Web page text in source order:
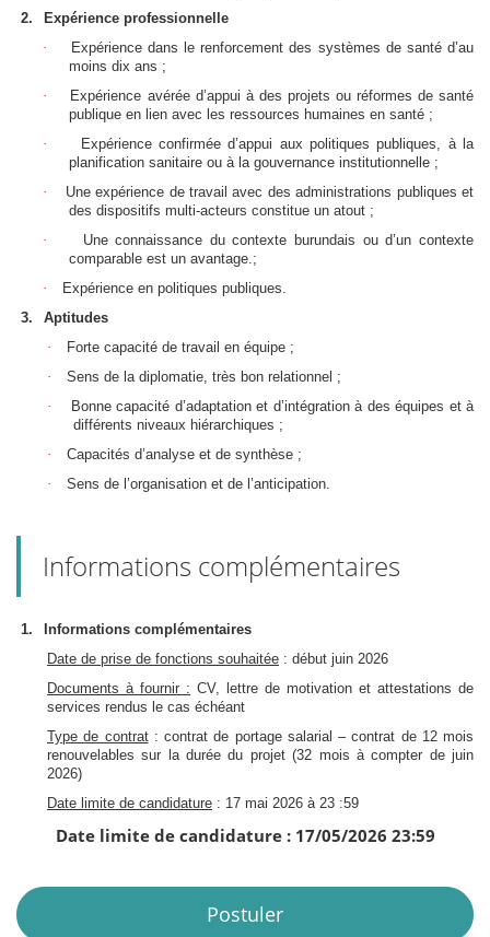
2.
Expérience professionnelle
·
Expérience dans le renforcement des systèmes de santé d’au
moins dix ans ;
·
Expérience avérée d’appui à des projets ou réformes de santé
publique en lien avec les ressources humaines en santé ;
·
Expérience confirmée d’appui aux politiques publiques, à la
planification sanitaire ou à la gouvernance institutionnelle ;
·
Une expérience de travail avec des administrations publiques et
des dispositifs multi-acteurs constitue un atout ;
·
Une connaissance du contexte burundais ou d’un contexte
comparable est un avantage.;
·
Expérience en politiques publiques.
3.
Aptitudes
·
Forte capacité de travail en équipe ;
·
Sens de la diplomatie, très bon relationnel ;
·
Bonne capacité d’adaptation et d’intégration à des équipes et à
différents niveaux hiérarchiques ;
·
Capacités d’analyse et de synthèse ;
·
Sens de l’organisation et de l’anticipation.
Informations complémentaires
1.
Informations complémentaires
Date de prise de fonctions souhaitée : début juin 2026
Documents à fournir : CV, lettre de motivation et attestations de
services rendus le cas échéant
Type de contrat: contrat de portage salarial – contrat de 12 mois
renouvelables sur la durée du projet (32 mois à compter de juin
2026)
Date limite de candidature : 17 mai 2026 à 23 :59
Date limite de candidature : 17/05/2026 23:59
Postuler